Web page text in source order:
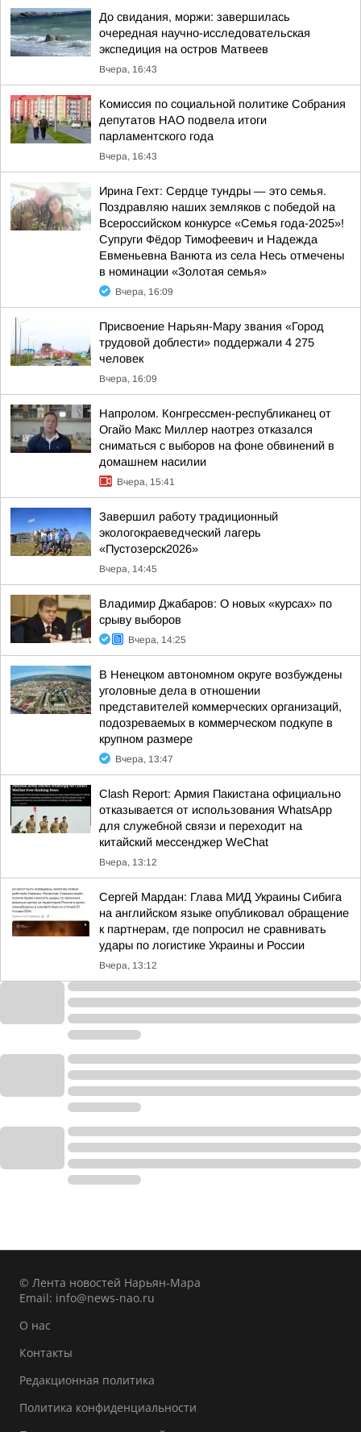
До свидания, моржи: завершилась
очередная научно-исследовательская
экспедиция на остров Матвеев
Вчера, 16:43
Комиссия по социальной политике Собрания
депутатов НАО подвела итоги
парламентского года
Вчера, 16:43
Ирина Гехт: Сердце тундры — это семья.
Поздравляю наших земляков с победой на
Всероссийском конкурсе «Семья года-2025»!
Супруги Фёдор Тимофеевич и Надежда
Евменьевна Ванюта из села Несь отмечены
в номинации «Золотая семья»
Вчера, 16:09
Присвоение Нарьян-Мару звания «Город
трудовой доблести» поддержали 4 275
человек
Вчера, 16:09
Напролом. Конгрессмен-республиканец от
Огайо Макс Миллер наотрез отказался
сниматься с выборов на фоне обвинений в
домашнем насилии
Вчера, 15:41
Завершил работу традиционный
экологокраеведческий лагерь
«Пустозерск2026»
Вчера, 14:45
Владимир Джабаров: О новых «курсах» по
срыву выборов
Вчера, 14:25
В Ненецком автономном округе возбуждены
уголовные дела в отношении
представителей коммерческих организаций,
подозреваемых в коммерческом подкупе в
крупном размере
Вчера, 13:47
Clash Report: Армия Пакистана официально
отказывается от использования WhatsApp
для служебной связи и переходит на
китайский мессенджер WeChat
Вчера, 13:12
Сергей Мардан: Глава МИД Украины Сибига
на английском языке опубликовал обращение
к партнерам, где попросил не сравнивать
удары по логистике Украины и России
Вчера, 13:12
© Лента новостей Нарьян-Мара
Email: info@news-nao.ru
О нас
Контакты
Редакционная политика
Политика конфиденциальности